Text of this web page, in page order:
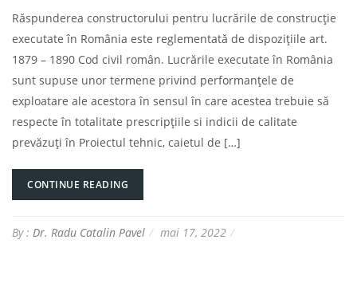
Răspunderea constructorului pentru lucrările de construcție
executate în România este reglementată de dispozițiile art.
1879 – 1890 Cod civil român. Lucrările executate în România
sunt supuse unor termene privind performanțele de
exploatare ale acestora în sensul în care acestea trebuie să
respecte în totalitate prescripțiile si indicii de calitate
prevăzuți în Proiectul tehnic, caietul de […]
CONTINUE READING
By : Dr. Radu Catalin Pavel mai 17, 2022